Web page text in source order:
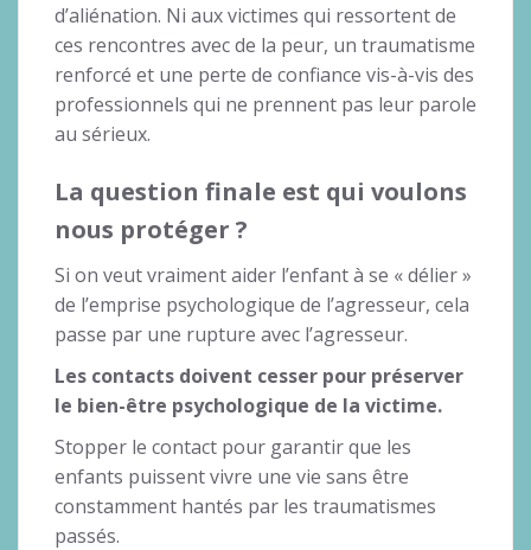
d’aliénation. Ni aux victimes qui ressortent de
ces rencontres avec de la peur, un traumatisme
renforcé et une perte de confiance vis-à-vis des
professionnels qui ne prennent pas leur parole
au sérieux.
La question finale est qui voulons
nous protéger ?
Si on veut vraiment aider l’enfant à se « délier »
de l’emprise psychologique de l’agresseur, cela
passe par une rupture avec l’agresseur.
Les contacts doivent cesser pour préserver
le bien-être psychologique de la victime.
Stopper le contact pour garantir que les
enfants puissent vivre une vie sans être
constamment hantés par les traumatismes
passés.